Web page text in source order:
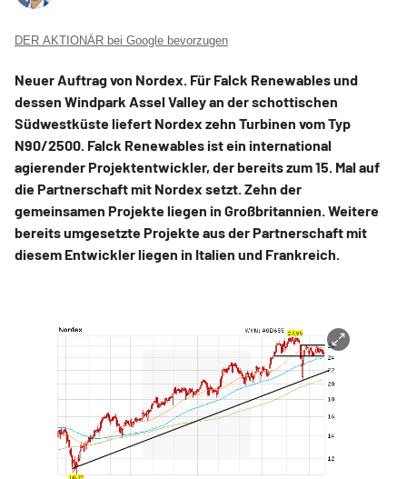
DER AKTIONÄR bei Google bevorzugen
Neuer Auftrag von Nordex. Für Falck Renewables und
dessen Windpark Assel Valley an der schottischen
Südwestküste liefert Nordex zehn Turbinen vom Typ
N90/2500. Falck Renewables ist ein international
agierender Projektentwickler, der bereits zum 15. Mal auf
die Partnerschaft mit Nordex setzt. Zehn der
gemeinsamen Projekte liegen in Großbritannien. Weitere
bereits umgesetzte Projekte aus der Partnerschaft mit
diesem Entwickler liegen in Italien und Frankreich.